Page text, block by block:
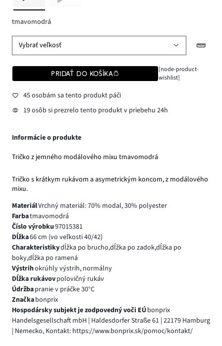
tmavomodrá
Vybrať veľkosť
PRIDAŤ DO KOŠÍKA
[node-product-
wishlist]
45 osobám sa tento produkt páči
19 osôb si prezrelo tento produkt v priebehu 24h
Informácie o produkte
Tričko z jemného modálového mixu tmavomodrá
Tričko s krátkym rukávom a asymetrickým koncom, z modálového
mixu.
MateriálVrchný materiál: 70% modal, 30% polyester
Farbatmavomodrá
Číslo výrobku97015381
Dĺžka66 cm (vo veľkosti 40/42)
Charakteristikydĺžka po brucho,dĺžka po zadok,dĺžka po
boky,dĺžka po ramená
Výstrihokrúhly výstrih, normálny
Dĺžka rukávovpolovičný rukáv
Údržbapranie v práčke 30°C
Značkabonprix
Hospodársky subjekt je zodpovedný voči EÚbonprix
Handelsgesellschaft mbH | Haldesdorfer Straße 61 | 22179 Hamburg
| Nemecko, Kontakt: https://www.bonprix.sk/pomoc/kontakt/